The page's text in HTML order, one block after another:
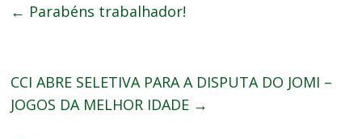
← Parabéns trabalhador!
CCI ABRE SELETIVA PARA A DISPUTA DO JOMI –
JOGOS DA MELHOR IDADE →